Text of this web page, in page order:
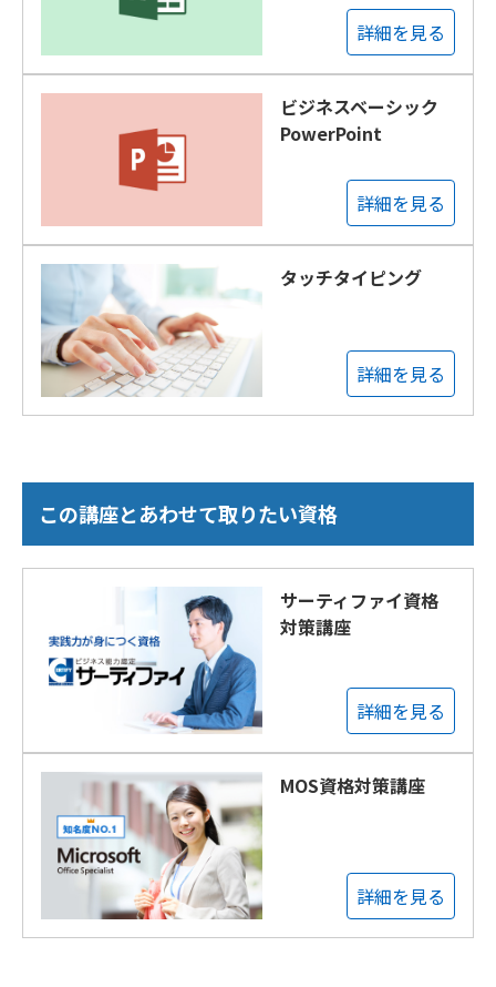
詳細を見る
ビジネスベーシック
PowerPoint
詳細を見る
タッチタイピング
詳細を見る
この講座とあわせて取りたい資格
サーティファイ資格
対策講座
詳細を見る
MOS資格対策講座
詳細を見る